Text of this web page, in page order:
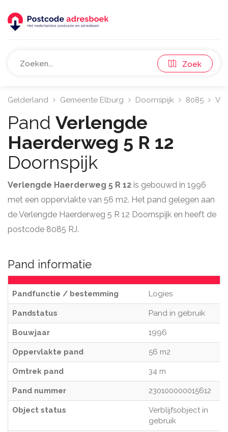
Zoek
Gelderland Gemeente Elburg Doornspijk 8085
Pand Verlengde
Haerderweg 5 R 12
Doornspijk
Verlengde Haerderweg 5 R 12 is gebouwd in 1996
met een oppervlakte van 56 m2. Het pand gelegen aan
de Verlengde Haerderweg 5 R 12 Doornspijk en heeft de
postcode 8085 RJ.
Pand informatie
Pandfunctie / bestemming Logies
Pandstatus Pand in gebruik
Bouwjaar 1996
Oppervlakte pand 56 m2
Omtrek pand 34 m
Pand nummer 230100000015612
Object status
Verblijfsobject in
gebruik